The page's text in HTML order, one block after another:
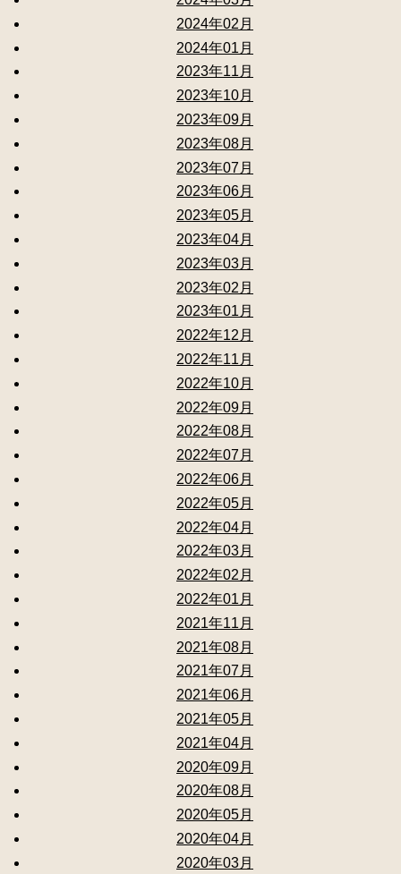
2024年02月
2024年01月
2023年11月
2023年10月
2023年09月
2023年08月
2023年07月
2023年06月
2023年05月
2023年04月
2023年03月
2023年02月
2023年01月
2022年12月
2022年11月
2022年10月
2022年09月
2022年08月
2022年07月
2022年06月
2022年05月
2022年04月
2022年03月
2022年02月
2022年01月
2021年11月
2021年08月
2021年07月
2021年06月
2021年05月
2021年04月
2020年09月
2020年08月
2020年05月
2020年04月
2020年03月